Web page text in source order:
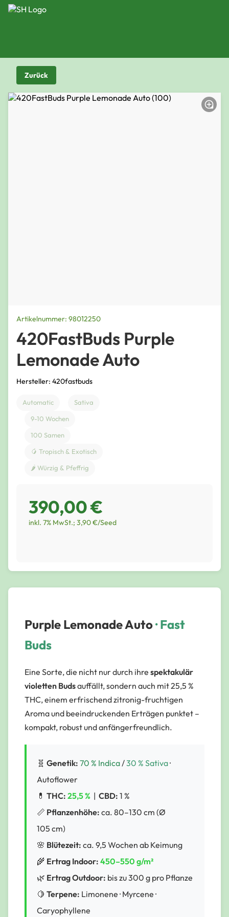
Zurück
Artikelnummer: 98012250
420FastBuds Purple
Lemonade Auto
Hersteller: 420fastbuds
Automatic
Sativa
9-10 Wochen
100 Samen
🥭 Tropisch & Exotisch
🌶️ Würzig & Pfeffrig
390,00 €
inkl. 7% MwSt.; 3,90 €/Seed
Purple Lemonade Auto· Fast
Buds
Eine Sorte, die nicht nur durch ihre spektakulär
violetten Budsauffällt, sondern auch mit 25,5 %
THC, einem erfrischend zitronig-fruchtigen
Aroma und beeindruckenden Erträgen punktet –
kompakt, robust und anfängerfreundlich.
🧬 Genetik: 70 % Indica /30 % Sativa·
Autoflower
💊 THC: 25,5 % | CBD: 1 %
📏 Pflanzenhöhe: ca. 80–130 cm (Ø
105 cm)
🌸 Blütezeit: ca. 9,5 Wochen ab Keimung
🌾 Ertrag Indoor: 450–550 g/m²
🌿 Ertrag Outdoor: bis zu 300 g pro Pflanze
🍋 Terpene: Limonene · Myrcene ·
Caryophyllene